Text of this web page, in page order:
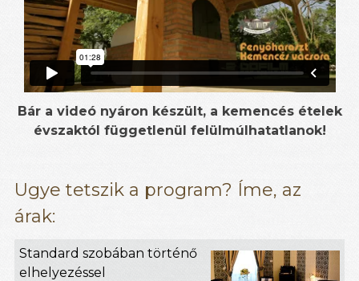
Bár a videó nyáron készült, a kemencés ételek
évszaktól függetlenül felülmúlhatatlanok!
Ugye tetszik a program? Íme, az
árak:
Standard szobában történő
elhelyezéssel